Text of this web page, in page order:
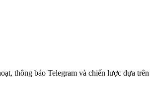
thông báo Telegram và chiến lược dựa trên